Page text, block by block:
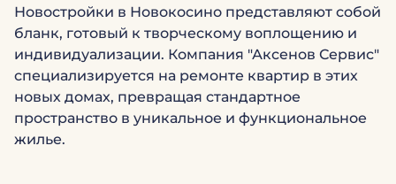
Новостройки в Новокосино представляют собой
бланк, готовый к творческому воплощению и
индивидуализации. Компания "Аксенов Сервис"
специализируется на ремонте квартир в этих
новых домах, превращая стандартное
пространство в уникальное и функциональное
жилье.